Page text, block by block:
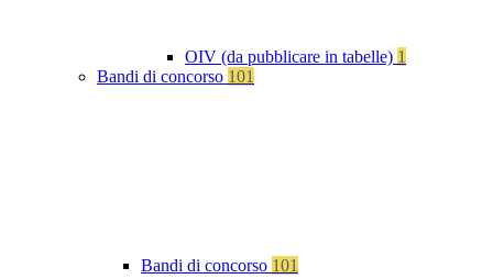
OIV (da pubblicare in tabelle) 1
Bandi di concorso 101
Bandi di concorso 101